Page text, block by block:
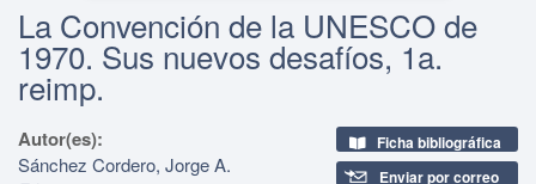
La Convención de la UNESCO de
1970. Sus nuevos desafíos, 1a.
reimp.
Autor(es):
Sánchez Cordero, Jorge A.
Ficha bibliográfica
Enviar por correo